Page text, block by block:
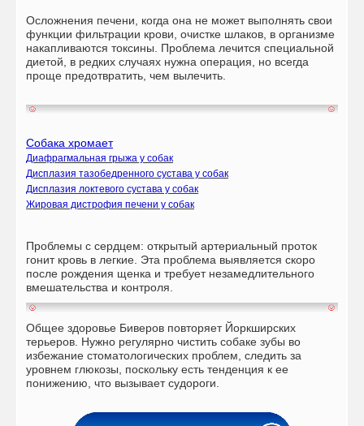
Осложнения печени, когда она не может выполнять свои
функции фильтрации крови, очистке шлаков, в организме
накапливаются токсины. Проблема лечится специальной
диетой, в редких случаях нужна операция, но всегда
проще предотвратить, чем вылечить.
Собака хромает
Диафрагмальная грыжа у собак
Дисплазия тазобедренного сустава у собак
Дисплазия локтевого сустава у собак
Жировая дистрофия печени у собак
Проблемы с сердцем: открытый артериальный проток
гонит кровь в легкие. Эта проблема выявляется скоро
после рождения щенка и требует незамедлительного
вмешательства и контроля.
Общее здоровье Биверов повторяет Йоркширских
терьеров. Нужно регулярно чистить собаке зубы во
избежание стоматологических проблем, следить за
уровнем глюкозы, поскольку есть тенденция к ее
понижению, что вызывает судороги.